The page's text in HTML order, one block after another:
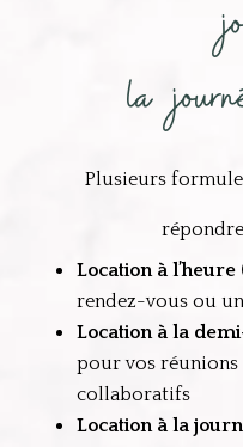
la
Plusieurs
Location à l’heure
rendez-vous ou
Location à la
pour vos
collaboratifs
Location à la